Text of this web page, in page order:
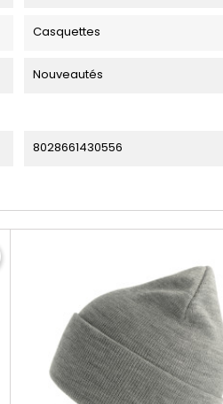
Casquettes
Nouveautés
8028661430556